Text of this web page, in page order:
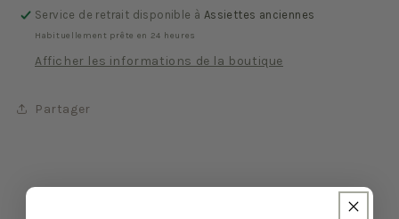
Service de retrait disponible à Assiettes anciennes
Habituellement prête en 24 heures
Afficher les informations de la boutique
Partager